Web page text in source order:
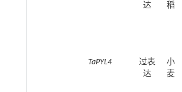
达
稻
TaPYL4
过表
达
小
麦